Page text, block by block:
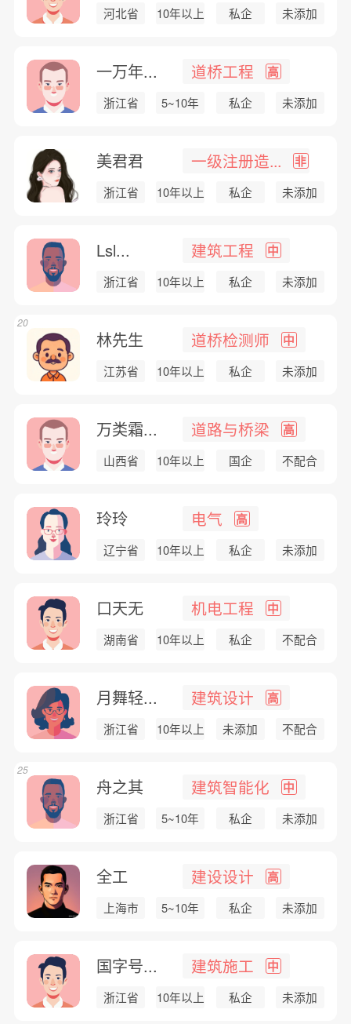
河北省 10年以上 私企 未添加
一万年... 道桥工程 高
浙江省 5~10年 私企 未添加
美君君 一级注册造... 非
浙江省 10年以上 私企 未添加
Lsl... 建筑工程 中
浙江省 10年以上 私企 未添加
林先生 道桥检测师 中
江苏省 10年以上 私企 未添加
20
万类霜... 道路与桥梁 高
山西省 10年以上 国企 不配合
玲玲 电气 高
辽宁省 10年以上 私企 未添加
口天无 机电工程 中
湖南省 10年以上 私企 不配合
月舞轻... 建筑设计 高
浙江省 10年以上 未添加 不配合
舟之其 建筑智能化 中
浙江省 5~10年 私企 未添加
25
全工 建设设计 高
上海市 5~10年 私企 未添加
国字号... 建筑施工 中
浙江省 10年以上 私企 未添加